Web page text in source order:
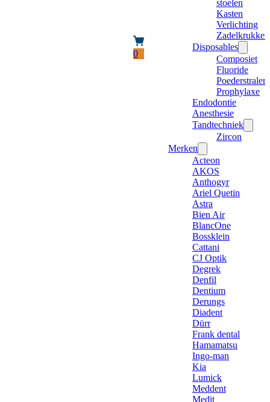
0
stoelen
Kasten
Verlichting
Zadelkrukken
Disposables
Composiet
Fluoride
Poederstraler
Prophylaxe
Endodontie
Anesthesie
Tandtechniek
Zircon
Merken
Acteon
AKOS
Anthogyr
Ariel Quetin
Astra
Bien Air
BlancOne
Bossklein
Cattani
CJ Optik
Degrek
Denfil
Dentium
Derungs
Diadent
Dürr
Frank dental
Hamamatsu
Ingo-man
Kia
Lumick
Meddent
Medit